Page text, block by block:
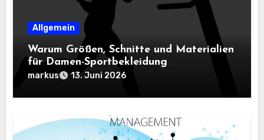
Allgemein
Warum Größen, Schnitte und Materialien
für Damen-Sportbekleidung
entscheidend sind
markus 13. Juni 2026